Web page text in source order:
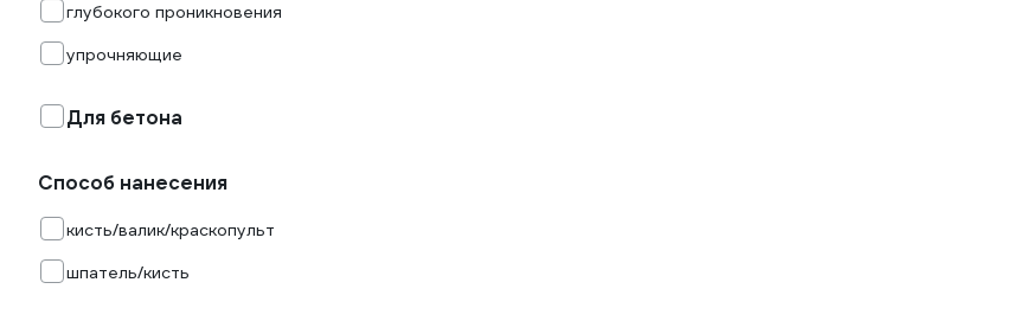
глубокого проникновения
упрочняющие
Для бетона
Способ нанесения
кисть/валик/краскопульт
шпатель/кисть